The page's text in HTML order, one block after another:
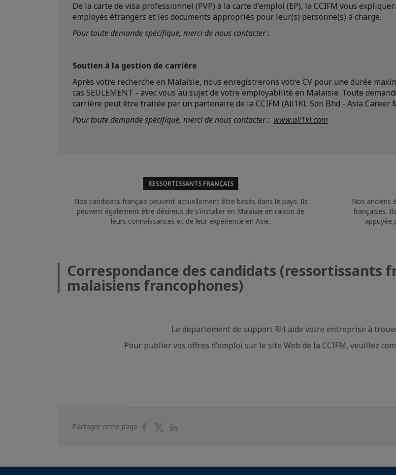
De la carte de visa professionnel (PVP) à la carte d'emploi (EP), la CCIFM vous
employés étrangers et les documents appropriés pour leur(s) personne(s) à charge.
Pour toute demande spécifique, merci de nous contacter :
Soutien à la gestion de carrière
Après votre recherche en Malaisie, nous enregistrerons votre CV pour une durée
cas SEULEMENT - avec vous au sujet de votre employabilité en Malaisie. Toute
carrière peut être traitée par un partenaire de la CCIFM (All1KL Sdn Bhd - Asia Career
Pour toute demande spécifique, merci de nous contacter : www.all1kl.com
RESSORTISSANTS FRANÇAIS
Nos candidats français peuvent actuellement être basés dans le pays. Ils
peuvent également être désireux de s'installer en Malaisie en raison de
leurs connaissances et de leur expérience en Asie.
Nos anciens
françaises.
appuyée
Correspondance des candidats (ressortissants
malaisiens francophones)
Le département de support RH aide votre entreprise à
Pour publier vos offres d'emploi sur le site Web de la CCIFM, veuillez
Partager cette page
PartagerPartager